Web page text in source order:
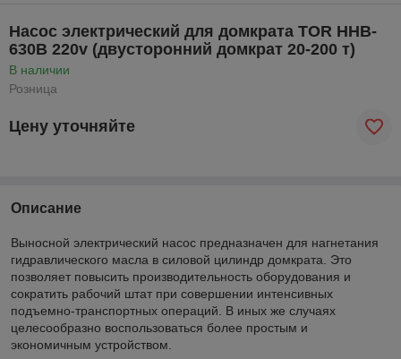
Насос электрический для домкрата TOR HHB-
630B 220v (двусторонний домкрат 20-200 т)
В наличии
Розница
Цену уточняйте
Описание
Выносной электрический насос предназначен для нагнетания
гидравлического масла в силовой цилиндр домкрата. Это
позволяет повысить производительность оборудования и
сократить рабочий штат при совершении интенсивных
подъемно-транспортных операций. В иных же случаях
целесообразно воспользоваться более простым и
экономичным устройством.